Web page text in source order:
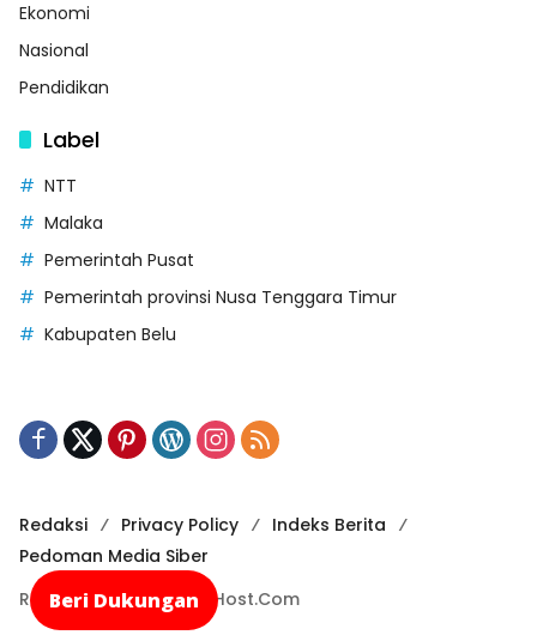
Ekonomi
Nasional
Pendidikan
Label
NTT
Malaka
Pemerintah Pusat
Pemerintah provinsi Nusa Tenggara Timur
Kabupaten Belu
Redaksi Privacy Policy
Indeks Berita
Pedoman Media Siber
Recode By NusaCloudHost.Com
Beri Dukungan